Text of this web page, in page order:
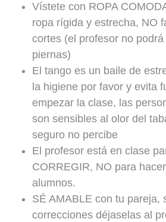
Vístete con ROPA
ropa rígida y estrecha, NO
cortes (el profesor no
piernas)
El tango es un baile de
la higiene por favor y evita
empezar la clase, las
son sensibles al olor del
seguro no percibe
El profesor está en clase
CORREGIR, NO para
alumnos.
SÉ AMABLE con tu pareja,
correcciones déjaselas al